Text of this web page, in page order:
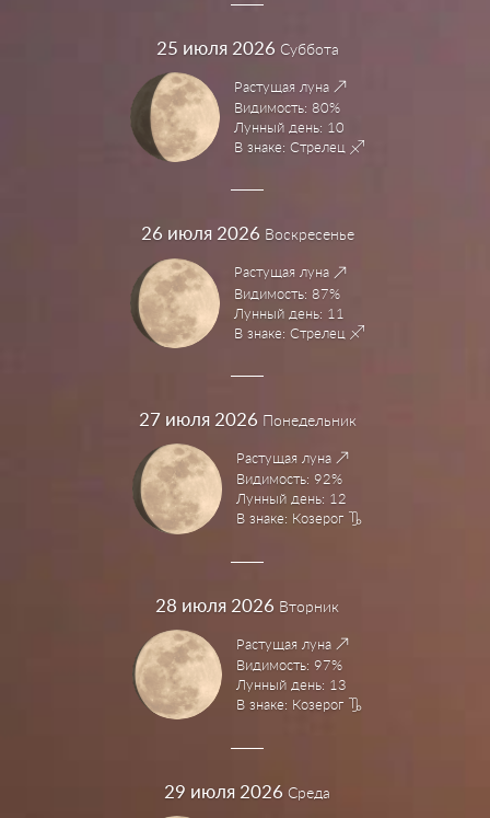
25 июля 2026 Суббота
Растущая луна
Видимость: 80%
Лунный день: 10
В знаке: Стрелец
26 июля 2026 Воскресенье
Растущая луна
Видимость: 87%
Лунный день: 11
В знаке: Стрелец
27 июля 2026 Понедельник
Растущая луна
Видимость: 92%
Лунный день: 12
В знаке: Козерог
28 июля 2026 Вторник
Растущая луна
Видимость: 97%
Лунный день: 13
В знаке: Козерог
29 июля 2026 Среда